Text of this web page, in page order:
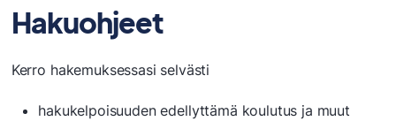
Hakuohjeet
Kerro hakemuksessasi selvästi
hakukelpoisuuden edellyttämä koulutus ja muut